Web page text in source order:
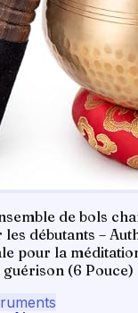
de bols
débutants –
pour la
(6 Pouce)